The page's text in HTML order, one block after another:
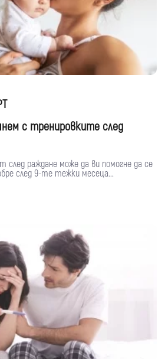
с тренировките след
след раждане може да ви помогне да се
след 9-те тежки месеца...